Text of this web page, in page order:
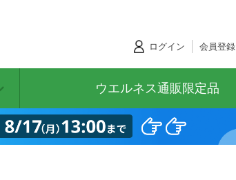
ログイン 会員登録
ウエルネス通販限定品